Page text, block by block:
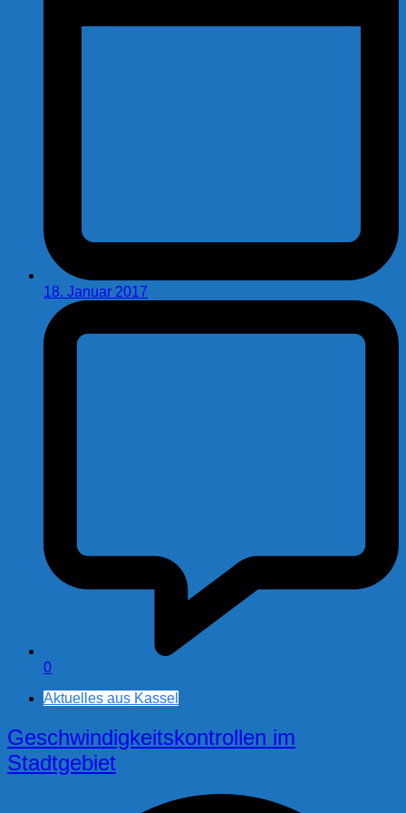
18. Januar 2017
0
Aktuelles aus Kassel
Geschwindigkeitskontrollen im
Stadtgebiet